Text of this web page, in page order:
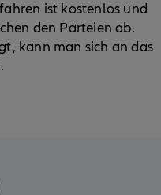
ist kostenlos und
den Parteien ab.
kann man sich an das